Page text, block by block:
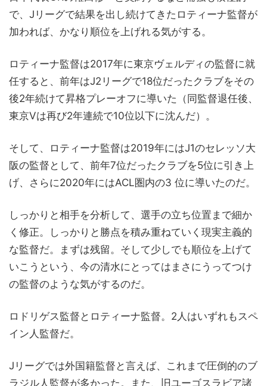
で、Jリーグで結果を出し続けてきたロティーナ監督が
加われば、かなり順位を上げれる気がする。
ロティーナ監督は2017年に東京ヴェルディの監督に就
任すると、前年はJ2リーグで18位だったクラブをその
後2年続けて昇格プレーオフに導いた（同監督退任後、
東京Vは再び2年連続で10位以下に沈んだ）。
そして、ロティーナ監督は2019年にはJ1のセレッソ大
阪の監督として、前年7位だったクラブを5位に引き上
げ、さらに2020年にはACL圏内の3 位に導いたのだ。
しっかりと相手を分析して、選手の立ち位置まで細か
く修正。しっかりと勝点を積み重ねていく現実主義的
な監督だ。まずは残留。そして少しでも順位を上げて
いこうという、今の清水にとってはまさにうってつけ
の監督のような気がするのだ。
ロドリゲス監督とロティーナ監督。2人はいずれもスペ
イン人監督だ。
Jリーグでは外国籍監督と言えば、これまで圧倒的のブ
ラジル人監督が多かった。また、旧ユーゴスラビア諸